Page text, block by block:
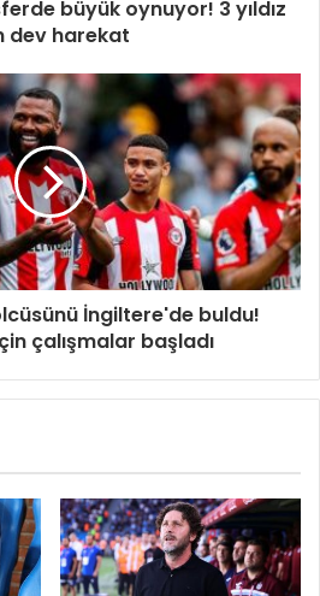
büyük oynuyor! 3 yıldız
dev harekat
İngiltere'de buldu!
çalışmalar başladı